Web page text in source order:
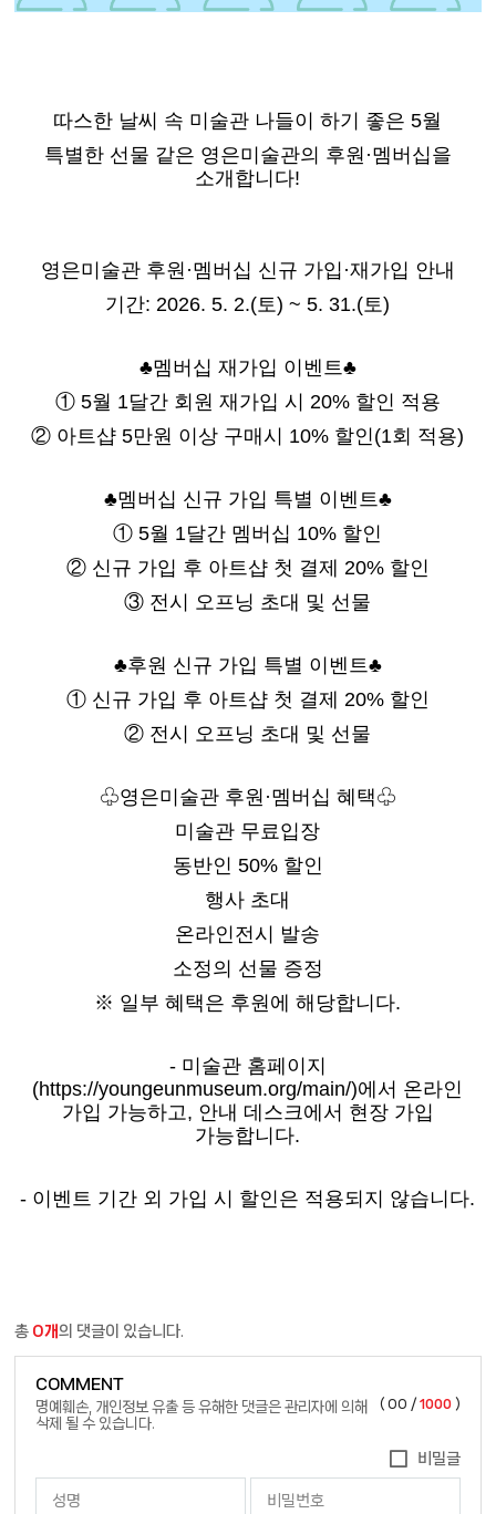
따스한 날씨 속 미술관 나들이 하기 좋은 5월
특별한 선물 같은 영은미술관의 후원·멤버십을
소개합니다!
영은미술관 후원·멤버십 신규 가입·재가입 안내
기간: 2026. 5. 2.(토) ~ 5. 31.(토)
♣멤버십 재가입 이벤트♣
① 5월 1달간 회원 재가입 시 20% 할인 적용
② 아트샵 5만원 이상 구매시 10% 할인(1회 적용)
♣멤버십 신규 가입 특별 이벤트♣
① 5월 1달간 멤버십 10% 할인
② 신규 가입 후 아트샵 첫 결제 20% 할인
③ 전시 오프닝 초대 및 선물
♣후원 신규 가입 특별 이벤트♣
① 신규 가입 후 아트샵 첫 결제 20% 할인
② 전시 오프닝 초대 및 선물
♧영은미술관 후원·멤버십 혜택♧
미술관 무료입장
동반인 50% 할인
행사 초대
온라인전시 발송
소정의 선물 증정
※ 일부 혜택은 후원에 해당합니다.
- 미술관 홈페이지
(https://youngeunmuseum.org/main/)에서 온라인
가입 가능하고, 안내 데스크에서 현장 가입
가능합니다.
- 이벤트 기간 외 가입 시 할인은 적용되지 않습니다.
총 0개의 댓글이 있습니다.
COMMENT
명예훼손, 개인정보 유출 등 유해한 댓글은 관리자에 의해
삭제 될 수 있습니다.
(00 /1000 )
비밀글